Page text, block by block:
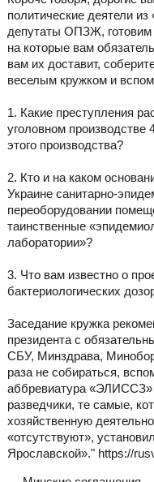
политические деятели
депутаты ОПЗЖ, готовим
на которые вам
вам их доставит,
веселым кружком и
1. Какие преступления
уголовном производстве
этого производства?
2. Кто и на каком
Украине санитарно-
переоборудовании
таинственные
лаборатории»?
3. Что вам известно о
бактериологических
Заседание кружка
президента с
СБУ, Минздрава,
раза не собираться,
аббревиатура «ЭЛИССЗ»
разведчики, те самые,
хозяйственную
«отсутствуют»,
Ярославской»." https://